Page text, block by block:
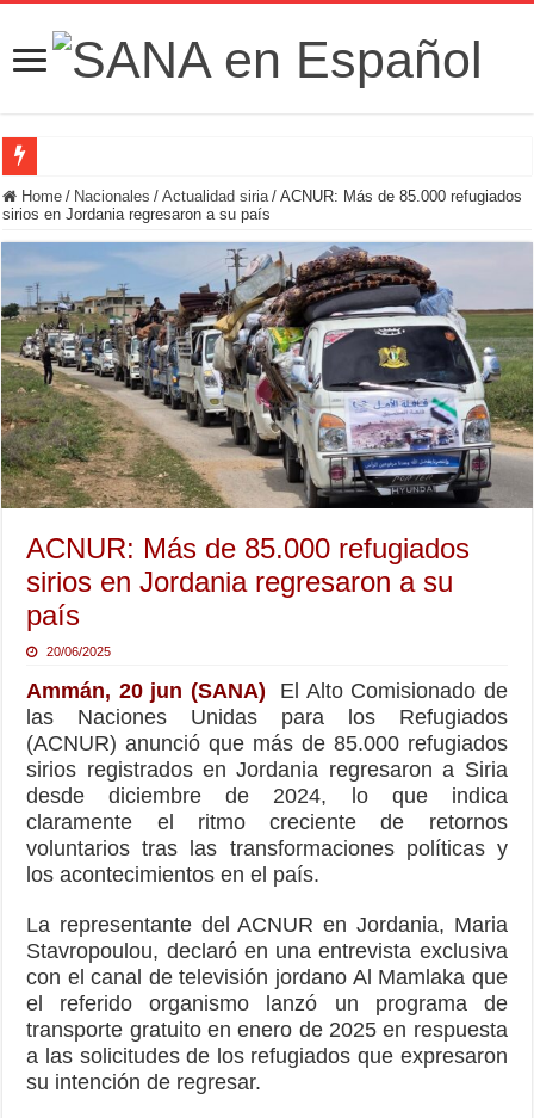
Fuerzas de Seguridad hallan fosa común con nueve cadáveres en la zona rural
Home / Nacionales / Actualidad siria / ACNUR: Más de 85.000 refugiados
sirios en Jordania regresaron a su país
ACNUR: Más de 85.000 refugiados
sirios en Jordania regresaron a su
país
20/06/2025
Ammán, 20 jun (SANA)
El Alto Comisionado de
las Naciones Unidas para los Refugiados
(ACNUR) anunció que más de 85.000 refugiados
sirios registrados en Jordania regresaron a Siria
desde diciembre de 2024, lo que indica
claramente el ritmo creciente de retornos
voluntarios tras las transformaciones políticas y
los acontecimientos en el país.
La representante del ACNUR en Jordania, Maria
Stavropoulou, declaró en una entrevista exclusiva
con el canal de televisión jordano Al Mamlaka que
el referido organismo lanzó un programa de
transporte gratuito en enero de 2025 en respuesta
a las solicitudes de los refugiados que expresaron
su intención de regresar.